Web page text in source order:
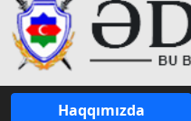
Haqqımızda